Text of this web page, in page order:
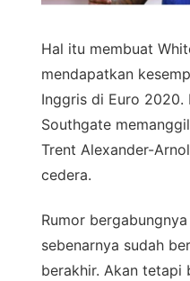
Hal itu membuat
mendapatkan
Inggris di Euro 2020.
Southgate
Trent Alexander-
cedera.
Rumor
sebenarnya sudah
berakhir. Akan tetapi